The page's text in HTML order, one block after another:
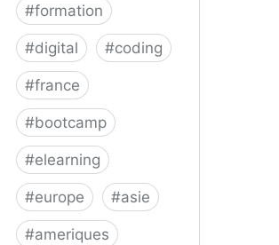
#formation
#digital #coding
#france
#bootcamp
#elearning
#europe #asie
#ameriques